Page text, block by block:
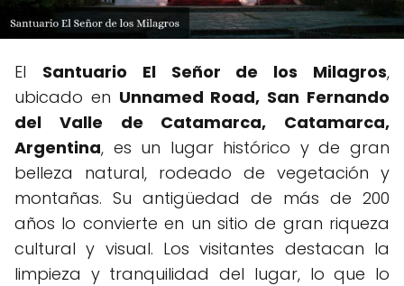
El Santuario El Señor de los Milagros,
ubicado en Unnamed Road, San Fernando
del Valle de Catamarca, Catamarca,
Argentina, es un lugar histórico y de gran
belleza natural, rodeado de vegetación y
montañas. Su antigüedad de más de 200
años lo convierte en un sitio de gran riqueza
cultural y visual. Los visitantes destacan la
limpieza y tranquilidad del lugar, lo que lo